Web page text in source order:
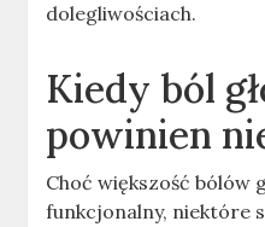
dolegliwościach.
Kiedy ból
powinien
Choć większość bólów
funkcjonalny, niektóre